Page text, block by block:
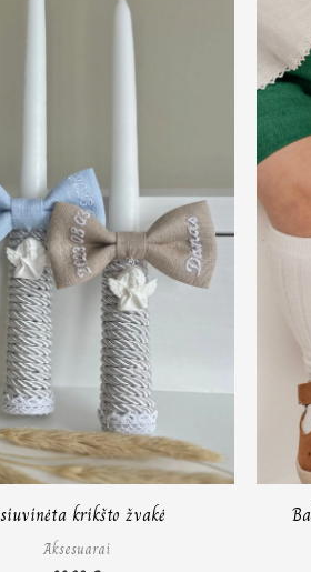
krikšto žvakė
Aksesuarai